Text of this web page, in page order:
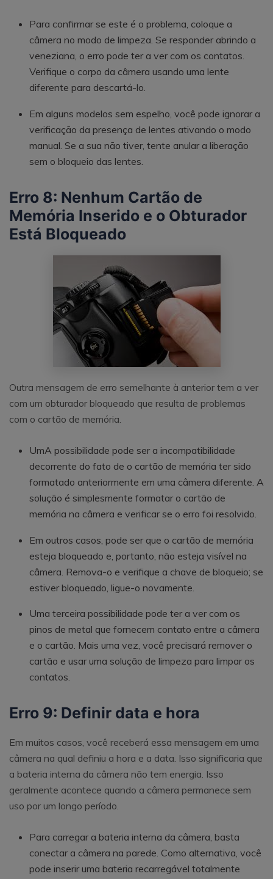
Para confirmar se este é o problema, coloque a
câmera no modo de limpeza. Se responder abrindo a
veneziana, o erro pode ter a ver com os contatos.
Verifique o corpo da câmera usando uma lente
diferente para descartá-lo.
Em alguns modelos sem espelho, você pode ignorar a
verificação da presença de lentes ativando o modo
manual. Se a sua não tiver, tente anular a liberação
sem o bloqueio das lentes.
Erro 8: Nenhum Cartão de
Memória Inserido e o Obturador
Está Bloqueado
Outra mensagem de erro semelhante à anterior tem a ver
com um obturador bloqueado que resulta de problemas
com o cartão de memória.
UmA possibilidade pode ser a incompatibilidade
decorrente do fato de o cartão de memória ter sido
formatado anteriormente em uma câmera diferente. A
solução é simplesmente formatar o cartão de
memória na câmera e verificar se o erro foi resolvido.
Em outros casos, pode ser que o cartão de memória
esteja bloqueado e, portanto, não esteja visível na
câmera. Remova-o e verifique a chave de bloqueio; se
estiver bloqueado, ligue-o novamente.
Uma terceira possibilidade pode ter a ver com os
pinos de metal que fornecem contato entre a câmera
e o cartão. Mais uma vez, você precisará remover o
cartão e usar uma solução de limpeza para limpar os
contatos.
Erro 9: Definir data e hora
Em muitos casos, você receberá essa mensagem em uma
câmera na qual definiu a hora e a data. Isso significaria que
a bateria interna da câmera não tem energia. Isso
geralmente acontece quando a câmera permanece sem
uso por um longo período.
Para carregar a bateria interna da câmera, basta
conectar a câmera na parede. Como alternativa, você
pode inserir uma bateria recarregável totalmente